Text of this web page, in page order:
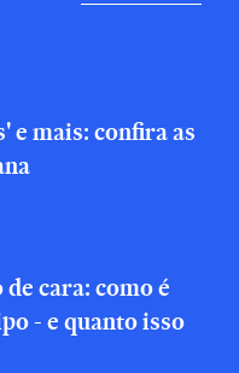
e mais: confira as
cara: como é
- e quanto isso